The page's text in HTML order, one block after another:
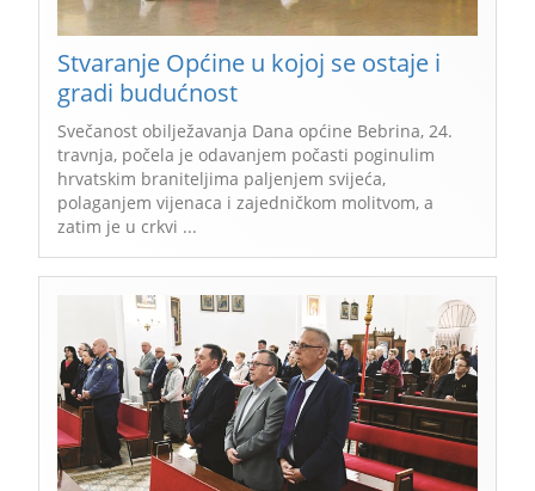
Stvaranje Općine u kojoj se ostaje i
gradi budućnost
Svečanost obilježavanja Dana općine Bebrina, 24.
travnja, počela je odavanjem počasti poginulim
hrvatskim braniteljima paljenjem svijeća,
polaganjem vijenaca i zajedničkom molitvom, a
zatim je u crkvi ...